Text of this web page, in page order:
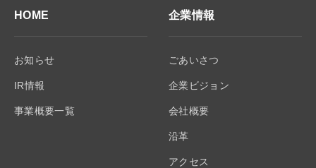
HOME
お知らせ
IR情報
事業概要一覧
企業情報
ごあいさつ
企業ビジョン
会社概要
沿革
アクセス